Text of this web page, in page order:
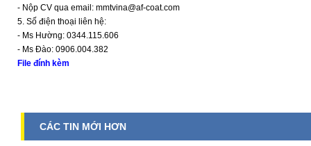
- Nộp CV qua email: mmtvina@af-coat.com
5. Số điện thoại liên hệ:
- Ms Hường: 0344.115.606
- Ms Đào: 0906.004.382
File đính kèm
CÁC TIN MỚI HƠN